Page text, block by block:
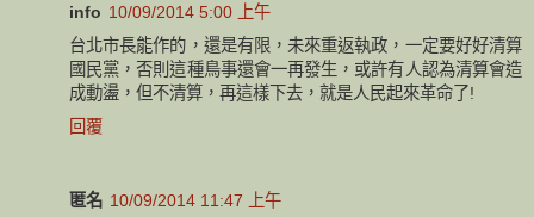
info 10/09/2014 5:00 上午
台北市長能作的，還是有限，未來重返執政，一定要好好清算
國民黨，否則這種鳥事還會一再發生，或許有人認為清算會造
成動盪，但不清算，再這樣下去，就是人民起來革命了!
回覆
匿名 10/09/2014 11:47 上午